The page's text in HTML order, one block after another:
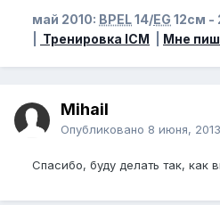
май 2010: BPEL14/EG 12см -
Тренировка ICM Мне
Mihail
Опубликовано 8 июня, 2013
Спасибо, буду делать так, как